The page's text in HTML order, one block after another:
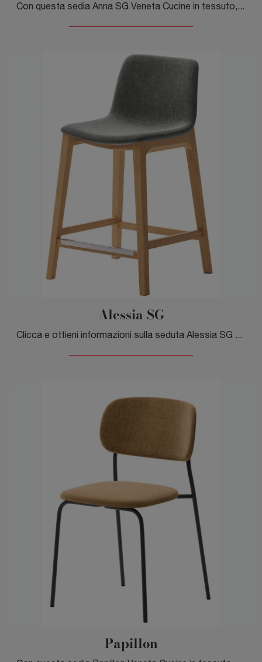
Con questa sedia Anna SG Veneta Cucine in tessuto, una tra le nostre sedute sgabelli moderne, potrai completare i tuoi locali.
Alessia SG
Clicca e ottieni informazioni sulla seduta Alessia SG di Veneta Cucine in tessuto: le più originali Sedie sgabelli moderne ti attendono.
Papillon